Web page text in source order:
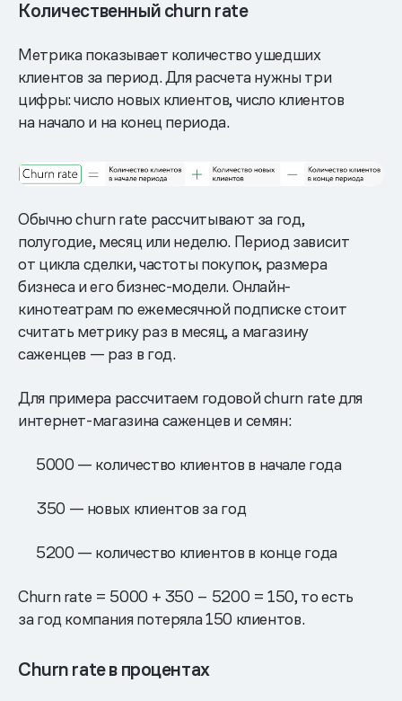
Количественный churn rate
Метрика показывает количество ушедших
клиентов за период. Для расчета нужны три
цифры: число новых клиентов, число клиентов
на начало и на конец периода.
Обычно churn rate рассчитывают за год,
полугодие, месяц или неделю. Период зависит
от цикла сделки, частоты покупок, размера
бизнеса и его бизнес-модели. Онлайн-
кинотеатрам по ежемесячной подписке стоит
считать метрику раз в месяц, а магазину
саженцев — раз в год.
Для примера рассчитаем годовой churn rate для
интернет-магазина саженцев и семян:
5000 — количество клиентов в начале года
350 — новых клиентов за год
5200 — количество клиентов в конце года
Churn rate = 5000 + 350 − 5200 = 150, то есть
за год компания потеряла 150 клиентов.
Churn rate в процентах